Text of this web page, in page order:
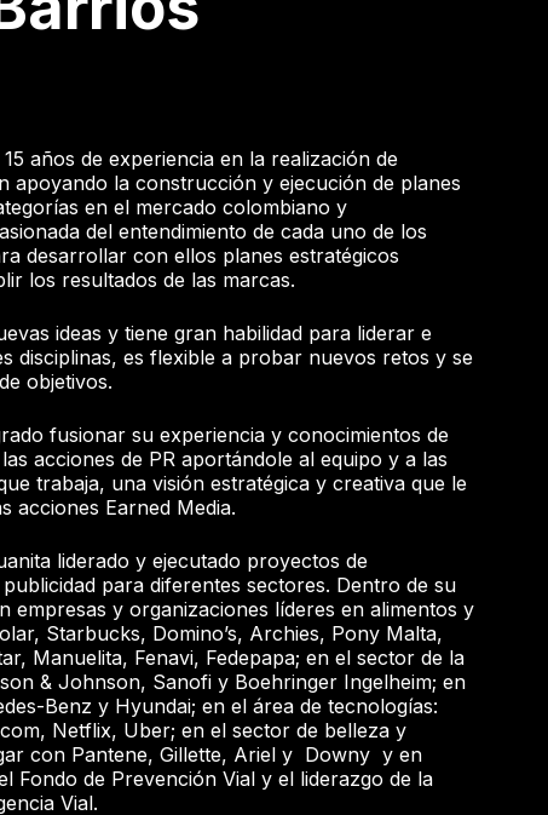
años de experiencia en la realización de
apoyando la construcción y ejecución de planes
en el mercado colombiano y
del entendimiento de cada uno de los
desarrollar con ellos planes estratégicos
los resultados de las marcas.
ideas y tiene gran habilidad para liderar e
disciplinas, es flexible a probar nuevos retos y se
objetivos.
fusionar su experiencia y conocimientos de
acciones de PR aportándole al equipo y a las
trabaja, una visión estratégica y creativa que le
acciones Earned Media.
liderado y ejecutado proyectos de
para diferentes sectores. Dentro de su
empresas y organizaciones líderes en alimentos y
Starbucks, Domino’s, Archies, Pony Malta,
Manuelita, Fenavi, Fedepapa; en el sector de la
& Johnson, Sanofi y Boehringer Ingelheim; en
Benz y Hyundai; en el área de tecnologías:
Netflix, Uber; en el sector de belleza y
con Pantene, Gillette, Ariel y Downy y en
Fondo de Prevención Vial y el liderazgo de la
Vial.